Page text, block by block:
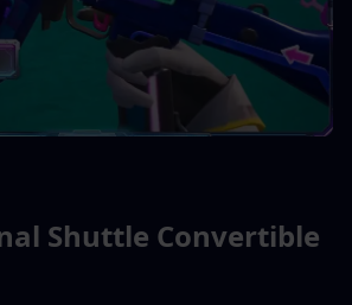
Shuttle Convertible